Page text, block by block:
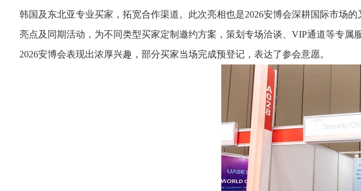
韩国及东北亚专业买家，拓宽合作渠道。此次亮相也是2026安博会深耕国际市场
亮点及同期活动，为不同类型买家定制邀约方案，策划专场洽谈、VIP通道等专
2026安博会表现出浓厚兴趣，部分买家当场完成预登记，表达了参会意愿。